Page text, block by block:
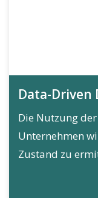
Data-Driven
Die Nutzung
Unternehmen
Zustand zu